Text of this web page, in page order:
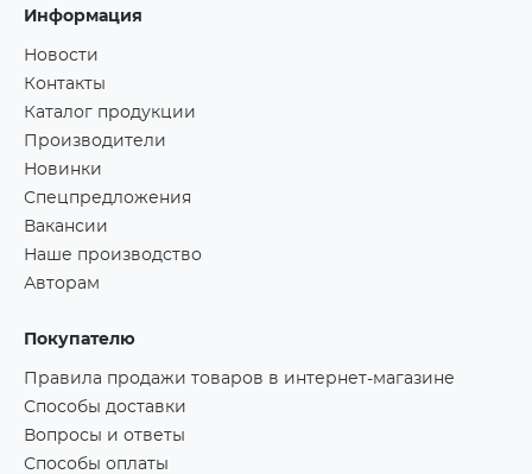
Информация
Новости
Контакты
Каталог продукции
Производители
Новинки
Спецпредложения
Вакансии
Наше производство
Авторам
Покупателю
Правила продажи товаров в интернет-магазине
Способы доставки
Вопросы и ответы
Способы оплаты